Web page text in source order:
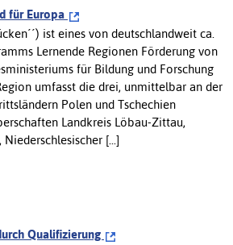
für Europa
ist eines von deutschlandweit ca.
Lernende Regionen Förderung von
für Bildung und Forschung
umfasst die drei, unmittelbar an der
Polen und Tschechien
Landkreis Löbau-Zittau,
[...]
Qualifizierung